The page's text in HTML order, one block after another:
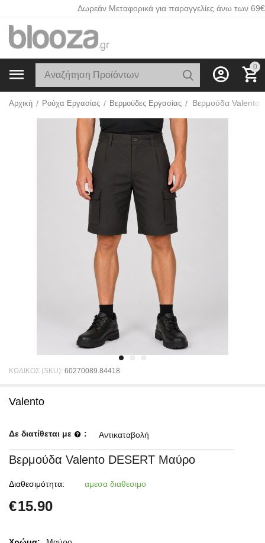
Δωρεάν Μεταφορικά για παραγγελίες άνω των 69€
0
Αρχική / Ρούχα Εργασίας / Βερμούδες Εργασίας / Βερμούδα Valento
ΚΩΔΙΚΟΣ (SKU): 60270089.84418
Valento
Δε διατίθεται με : Αντικαταβολή
Βερμούδα Valento DESERT Μαύρο
Διαθεσιμότητα: αμεσα διαθεσιμο
€15.90